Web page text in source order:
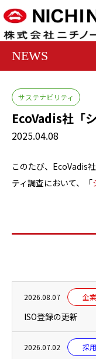
NEWS
サステナビリティ
EcoVadis社「
2025.04.08
このたび、EcoVadis
ティ調査において、「
2026.08.07 企
ISO登録の更新
2026.07.02 採